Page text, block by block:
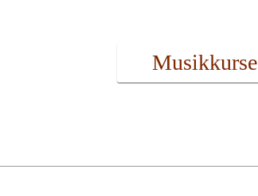
Musikkurse